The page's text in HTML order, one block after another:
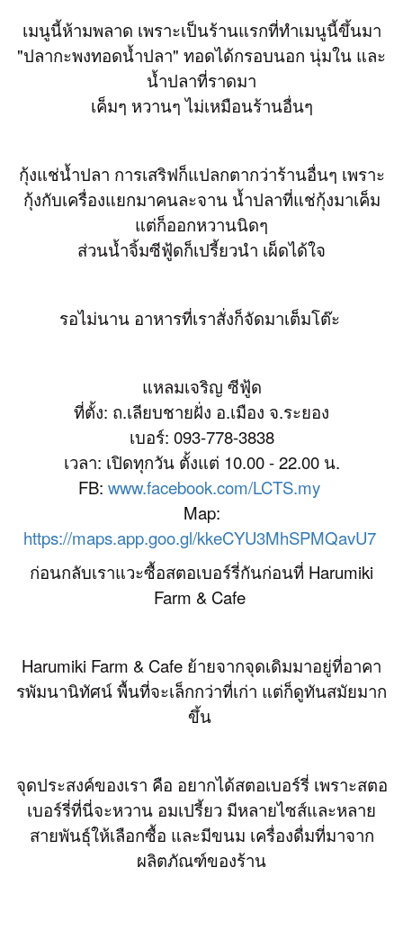
เมนูนี้ห้ามพลาด เพราะเป็นร้านแรกที่ทำเมนูนี้ขึ้นมา
"ปลากะพงทอดน้ำปลา" ทอดได้กรอบนอก นุ่มใน และ
น้ำปลาที่ราดมา
เค็มๆ หวานๆ ไม่เหมือนร้านอื่นๆ
กุ้งแช่น้ำปลา การเสริฟก็แปลกตากว่าร้านอื่นๆ เพราะ
กุ้งกับเครื่องแยกมาคนละจาน น้ำปลาที่แช่กุ้งมาเค็ม
แต่ก็ออกหวานนิดๆ
ส่วนน้ำจิ้มซีฟู้ดก็เปรี้ยวนำ เผ็ดได้ใจ
รอไม่นาน อาหารที่เราสั่งก็จัดมาเต็มโต๊ะ
แหลมเจริญ ซีฟู้ด
ที่ตั้ง: ถ.เลียบชายฝั่ง อ.เมือง จ.ระยอง
เบอร์: 093-778-3838
เวลา: เปิดทุกวัน ตั้งแต่ 10.00 - 22.00 น.
FB: www.facebook.com/LCTS.my
Map:
https://maps.app.goo.gl/kkeCYU3MhSPMQavU7
ก่อนกลับเราแวะซื้อสตอเบอร์รี่กันก่อนที่ Harumiki
Farm & Cafe
Harumiki Farm & Cafe ย้ายจากจุดเดิมมาอยู่ที่อาคา
รพัมนานิทัศน์ พื้นที่จะเล็กกว่าที่เก่า แต่ก็ดูทันสมัยมาก
ขึ้น
จุดประสงค์ของเรา คือ อยากได้สตอเบอร์รี่ เพราะสตอ
เบอร์รี่ที่นี่จะหวาน อมเปรี้ยว มีหลายไซส์และหลาย
สายพันธุ์ให้เลือกซื้อ และมีขนม เครื่องดื่มที่มาจาก
ผลิตภัณฑ์ของร้าน